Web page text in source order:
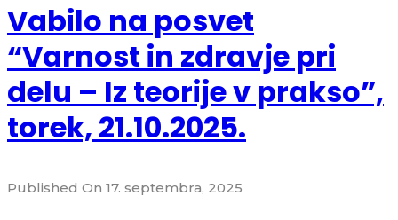
Vabilo na posvet
“Varnost in zdravje pri
delu – Iz teorije v prakso”,
torek, 21.10.2025.
Published On 17. septembra, 2025